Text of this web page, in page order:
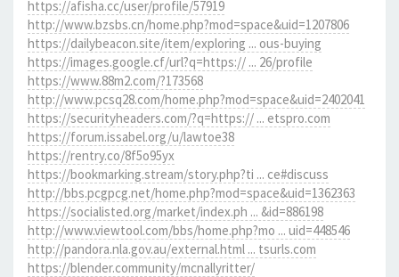
https://afisha.cc/user/profile/57919
http://www.bzsbs.cn/home.php?mod=space&uid=1207806
https://dailybeacon.site/item/exploring ... ous-buying
https://images.google.cf/url?q=https:// ... 26/profile
https://www.88m2.com/?173568
http://www.pcsq28.com/home.php?mod=space&uid=2402041
https://securityheaders.com/?q=https:// ... etspro.com
https://forum.issabel.org/u/lawtoe38
https://rentry.co/8f5o95yx
https://bookmarking.stream/story.php?ti ... ce#discuss
http://bbs.pcgpcg.net/home.php?mod=space&uid=1362363
https://socialisted.org/market/index.ph ... &id=886198
http://www.viewtool.com/bbs/home.php?mo ... uid=448546
http://pandora.nla.gov.au/external.html ... tsurls.com
https://blender.community/mcnallyritter/